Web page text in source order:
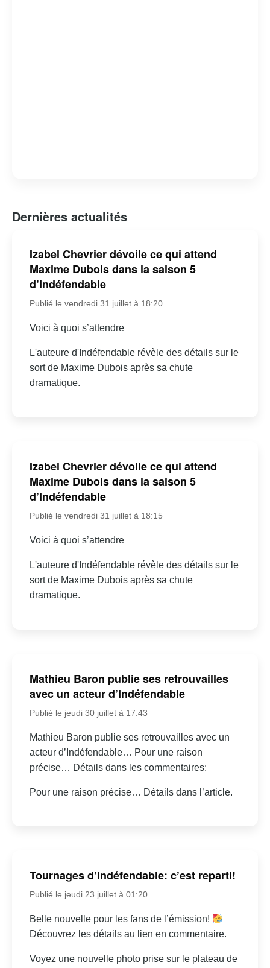
Dernières actualités
Izabel Chevrier dévoile ce qui attend
Maxime Dubois dans la saison 5
d’Indéfendable
Publié le vendredi 31 juillet à 18:20
Voici à quoi s’attendre
L'auteure d'Indéfendable révèle des détails sur le
sort de Maxime Dubois après sa chute
dramatique.
Izabel Chevrier dévoile ce qui attend
Maxime Dubois dans la saison 5
d’Indéfendable
Publié le vendredi 31 juillet à 18:15
Voici à quoi s’attendre
L'auteure d'Indéfendable révèle des détails sur le
sort de Maxime Dubois après sa chute
dramatique.
Mathieu Baron publie ses retrouvailles
avec un acteur d’Indéfendable
Publié le jeudi 30 juillet à 17:43
Mathieu Baron publie ses retrouvailles avec un
acteur d’Indéfendable… Pour une raison
précise… Détails dans les commentaires:
Pour une raison précise… Détails dans l’article.
Tournages d’Indéfendable: c’est reparti!
Publié le jeudi 23 juillet à 01:20
Belle nouvelle pour les fans de l’émission!
Découvrez les détails au lien en commentaire.
Voyez une nouvelle photo prise sur le plateau de